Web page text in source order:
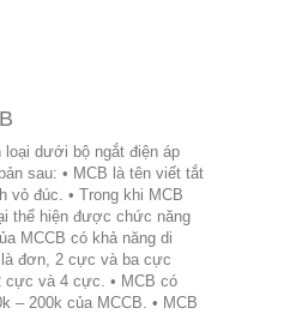
loại dưới bộ ngắt điện áp
sau: • MCB là tên viết tắt
vỏ đúc. • Trong khi MCB
thể hiện được chức năng
MCCB có khả năng di
đơn, 2 cực và ba cực
cực và 4 cực. • MCB có
– 200k của MCCB. • MCB